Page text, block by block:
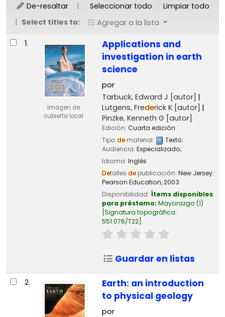
De-resaltar Seleccionar todo
Limpiar todo
Select titles to:
Agregar a la lista
Resultados
1.
Imagen de
cubierta local
Applications and
investigation in earth
science
por
Tarbuck, Edward J [autor]
Lutgens, Frederick K[autor]
Pinzke, Kenneth G [autor]
Edición: Cuarta edición
Tipo dematerial: Texto;
Audiencia: Especializado;
Idioma: Inglés
Detalles depublicación: New Jersey:
Pearson Education,2003
Disponibilidad: Ítems disponibles
para préstamo: Mayorazgo (1)
Signatura topográfica:
551.076/T22 .
Guardar en listas
2.
Earth: an introduction
to physical geology
por